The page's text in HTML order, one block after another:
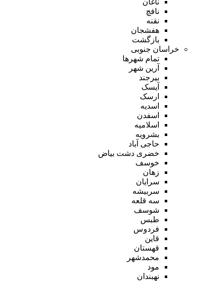
نافچ
نقنه
هفشجان
بازگشت
خراسان جنوبی
تمام شهر‌ها
آرین شهر
بیرجند
آیسک
ارسک
اسدیه
اسفدن
اسلامیه
بشرویه
حاجی آباد
خضری دشت بیاض
خوسف
زهان
سرایان
سربیشه
سه قلعه
شوسف
طبس
فردوس
قاین
قهستان
محمدشهر
مود
نهبندان